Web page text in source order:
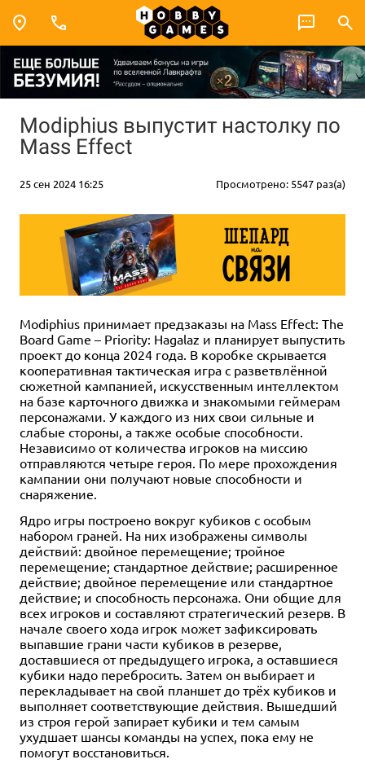
Modiphius выпустит настолку по
Mass Effect
25 сен 2024 16:25 Просмотрено: 5547 раз(а)
Modiphius принимает предзаказы на Mass Effect: The
Board Game – Priority: Hagalaz и планирует выпустить
проект до конца 2024 года. В коробке скрывается
кооперативная тактическая игра с разветвлённой
сюжетной кампанией, искусственным интеллектом
на базе карточного движка и знакомыми геймерам
персонажами. У каждого из них свои сильные и
слабые стороны, а также особые способности.
Независимо от количества игроков на миссию
отправляются четыре героя. По мере прохождения
кампании они получают новые способности и
снаряжение.
Ядро игры построено вокруг кубиков с особым
набором граней. На них изображены символы
действий: двойное перемещение; тройное
перемещение; стандартное действие; расширенное
действие; двойное перемещение или стандартное
действие; и способность персонажа. Они общие для
всех игроков и составляют стратегический резерв. В
начале своего хода игрок может зафиксировать
выпавшие грани части кубиков в резерве,
доставшиеся от предыдущего игрока, а оставшиеся
кубики надо перебросить. Затем он выбирает и
перекладывает на свой планшет до трёх кубиков и
выполняет соответствующие действия. Вышедший
из строя герой запирает кубики и тем самым
ухудшает шансы команды на успех, пока ему не
помогут восстановиться.